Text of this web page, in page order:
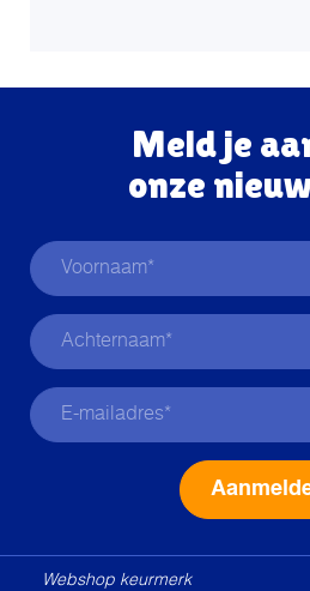
Meld je
onze
Webshop keurmerk